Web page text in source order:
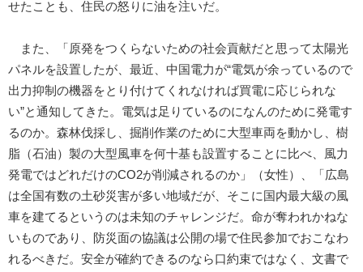
せたことも、住民の怒りに油を注いだ。
また、「原発をつくらないための社会貢献だと思って太陽光
パネルを設置したが、最近、中国電力が“電気が余っているので
出力抑制の機器をとり付けてくれなければ買電に応じられな
い”と通知してきた。電気は足りているのになんのために発電す
るのか。森林伐採し、掘削作業のために大型車両を動かし、樹
脂（石油）製の大型風車を何十基も設置することに比べ、風力
発電ではどれだけのCO2が削減されるのか」（女性）、「広島
は全国有数の土砂災害が多い地域だが、そこに国内最大級の風
車を建てるというのは未知のチャレンジだ。命が奪われかねな
いものであり、防災面の協議は公開の場で住民参加でおこなわ
れるべきだ。安全が確約できるのなら口約束ではなく、文書で